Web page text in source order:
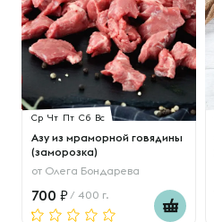
Ср Чт Пт Сб Вс
Азу из мраморной говядины
(заморозка)
от Олега Бондарева
700 / 400 г.